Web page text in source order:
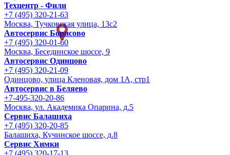
Техцентр - Фили
+7 (495) 320-21-63
Москва, Тучковская улица, 13с2
Автосервис Борисово
+7 (495) 320-01-60
Москва, Бесединское шоссе, 9
Автосервис Одинцово
+7 (495) 320-21-09
Одинцово, улица Кленовая, дом 1А, стр1
Автосервис в Беляево
+7-495-320-20-86
Москва, ул. Академика Опарина, д.5
Сервис Балашиха
+7 (495) 320-20-85
Балашиха, Кучинское шоссе, д.8
Сервис Химки
+7 (495) 320-17-13